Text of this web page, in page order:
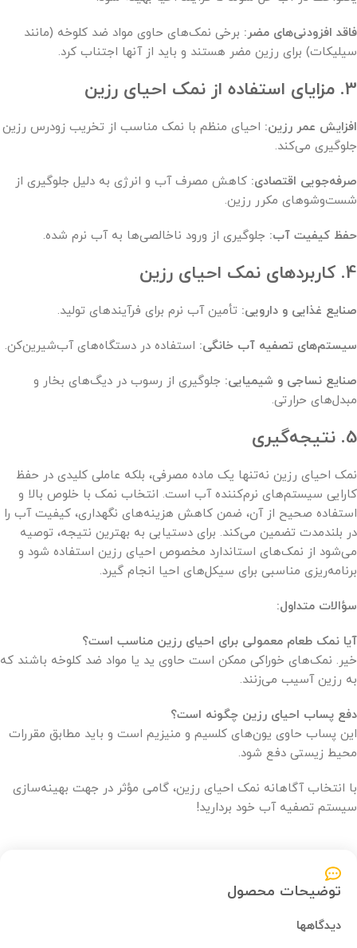
فاقد افزودنی‌های مضر: برخی نمک‌های حاوی مواد ضد کلوخه (مانند
سیلیکات) برای رزین مضر هستند و باید از آنها اجتناب کرد.
3. مزایای استفاده از نمک احیای رزین
افزایش عمر رزین: احیای منظم با نمک مناسب از تخریب زودرس رزین
جلوگیری می‌کند.
صرفه‌جویی اقتصادی: کاهش مصرف آب و انرژی به دلیل جلوگیری از
شست‌وشوهای مکرر رزین.
حفظ کیفیت آب: جلوگیری از ورود ناخالصی‌ها به آب نرم شده.
4. کاربردهای نمک احیای رزین
صنایع غذایی و دارویی: تأمین آب نرم برای فرآیندهای تولید.
سیستم‌های تصفیه آب خانگی: استفاده در دستگاه‌های آب‌شیرین‌کن.
صنایع نساجی و شیمیایی: جلوگیری از رسوب در دیگ‌های بخار و
مبدل‌های حرارتی.
5. نتیجه‌گیری
نمک احیای رزین نه‌تنها یک ماده مصرفی، بلکه عاملی کلیدی در حفظ
کارایی سیستم‌های نرم‌کننده آب است. انتخاب نمک با خلوص بالا و
استفاده صحیح از آن، ضمن کاهش هزینه‌های نگهداری، کیفیت آب را
در بلندمدت تضمین می‌کند. برای دستیابی به بهترین نتیجه، توصیه
می‌شود از نمک‌های استاندارد مخصوص احیای رزین استفاده شود و
برنامه‌ریزی مناسبی برای سیکل‌های احیا انجام گیرد.
سؤالات متداول:
آیا نمک طعام معمولی برای احیای رزین مناسب است؟
خیر. نمک‌های خوراکی ممکن است حاوی ید یا مواد ضد کلوخه باشند که
به رزین آسیب می‌زنند.
دفع پساب احیای رزین چگونه است؟
این پساب حاوی یون‌های کلسیم و منیزیم است و باید مطابق مقررات
محیط زیستی دفع شود.
با انتخاب آگاهانه نمک احیای رزین، گامی مؤثر در جهت بهینه‌سازی
سیستم تصفیه آب خود بردارید!
توضیحات محصول
دیدگاهها